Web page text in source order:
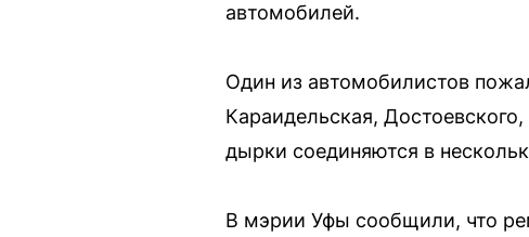
автомобилей.
Один из автомобилистов
Караидельская,
дырки соединяются в
В мэрии Уфы сообщили, что